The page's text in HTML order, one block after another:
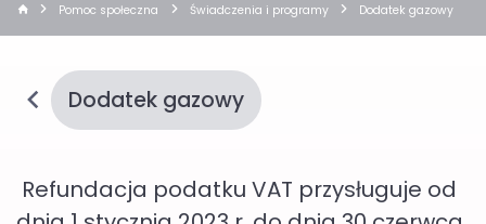
Pomoc społeczna Świadczenia i programy Dodatek gazowy
Dodatek gazowy
Refundacja podatku VAT przysługuje od